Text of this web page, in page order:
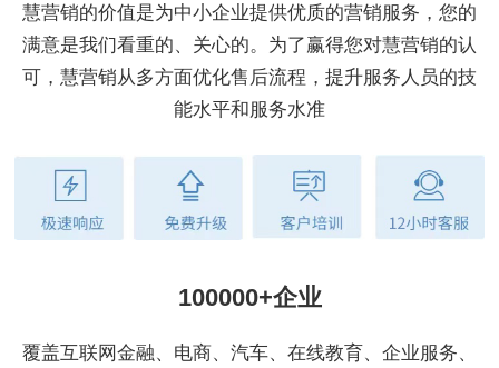
慧营销的价值是为中小企业提供优质的营销服务，您的
满意是我们看重的、关心的。为了赢得您对慧营销的认
可，慧营销从多方面优化售后流程，提升服务人员的技
能水平和服务水准
100000+企业
覆盖互联网金融、电商、汽车、在线教育、企业服务、